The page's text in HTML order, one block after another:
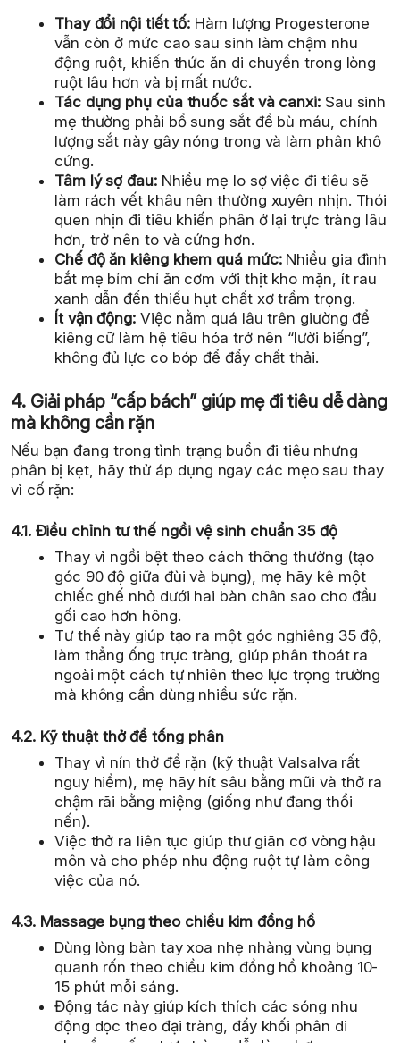
Thay đổi nội tiết tố: Hàm lượng Progesterone
vẫn còn ở mức cao sau sinh làm chậm nhu
động ruột, khiến thức ăn di chuyển trong lòng
ruột lâu hơn và bị mất nước.
Tác dụng phụ của thuốc sắt và canxi:Sau sinh
mẹ thường phải bổ sung sắt để bù máu, chính
lượng sắt này gây nóng trong và làm phân khô
cứng.
Tâm lý sợ đau:Nhiều mẹ lo sợ việc đi tiêu sẽ
làm rách vết khâu nên thường xuyên nhịn. Thói
quen nhịn đi tiêu khiến phân ở lại trực tràng lâu
hơn, trở nên to và cứng hơn.
Chế độ ăn kiêng khem quá mức:Nhiều gia đình
bắt mẹ bỉm chỉ ăn cơm với thịt kho mặn, ít rau
xanh dẫn đến thiếu hụt chất xơ trầm trọng.
Ít vận động:Việc nằm quá lâu trên giường để
kiêng cữ làm hệ tiêu hóa trở nên “lười biếng”,
không đủ lực co bóp để đẩy chất thải.
4. Giải pháp “cấp bách” giúp mẹ đi tiêu dễ dàng
mà không cần rặn
Nếu bạn đang trong tình trạng buồn đi tiêu nhưng
phân bị kẹt, hãy thử áp dụng ngay các mẹo sau thay
vì cố rặn:
4.1. Điều chỉnh tư thế ngồi vệ sinh chuẩn 35 độ
Thay vì ngồi bệt theo cách thông thường (tạo
góc 90 độ giữa đùi và bụng), mẹ hãy kê một
chiếc ghế nhỏ dưới hai bàn chân sao cho đầu
gối cao hơn hông.
Tư thế này giúp tạo ra một góc nghiêng 35 độ,
làm thẳng ống trực tràng, giúp phân thoát ra
ngoài một cách tự nhiên theo lực trọng trường
mà không cần dùng nhiều sức rặn.
4.2. Kỹ thuật thở để tống phân
Thay vì nín thở để rặn (kỹ thuật Valsalva rất
nguy hiểm), mẹ hãy hít sâu bằng mũi và thở ra
chậm rãi bằng miệng (giống như đang thổi
nến).
Việc thở ra liên tục giúp thư giãn cơ vòng hậu
môn và cho phép nhu động ruột tự làm công
việc của nó.
4.3. Massage bụng theo chiều kim đồng hồ
Dùng lòng bàn tay xoa nhẹ nhàng vùng bụng
quanh rốn theo chiều kim đồng hồ khoảng 10-
15 phút mỗi sáng.
Động tác này giúp kích thích các sóng nhu
động dọc theo đại tràng, đẩy khối phân di